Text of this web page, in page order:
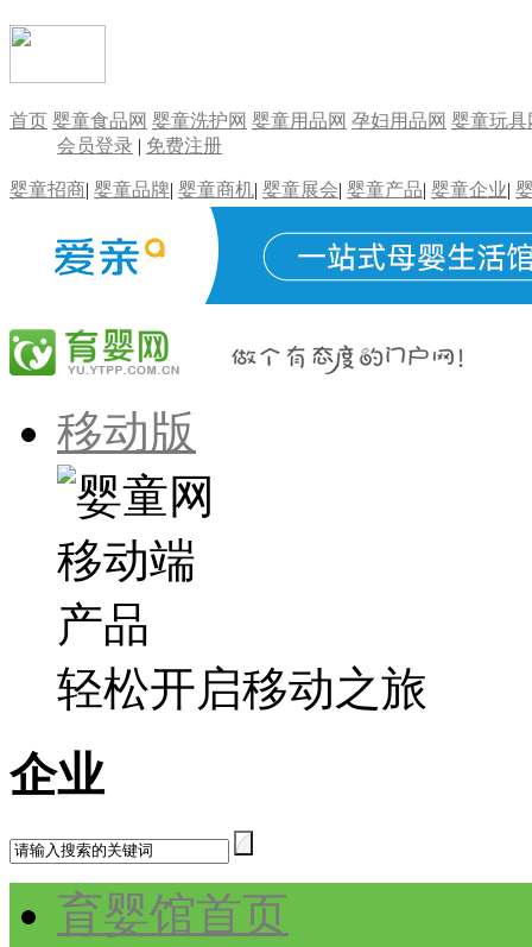
首页 婴童食品网 婴童洗护网 婴童用品网 孕妇用品网 婴童玩具
会员登录 | 免费注册
婴童招商| 婴童品牌| 婴童商机| 婴童展会| 婴童产品| 婴童企业|
移动版
轻松开启移动之旅
企业
育婴馆首页